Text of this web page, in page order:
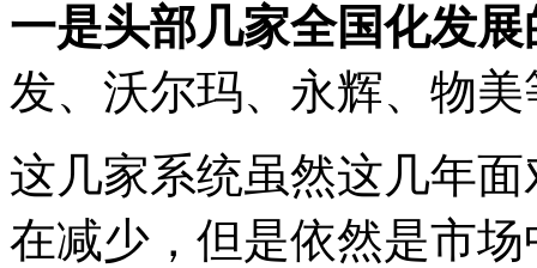
一是头部几家全国化发
发、沃尔玛、永辉、物美
这几家系统虽然这几年
在减少，但是依然是市